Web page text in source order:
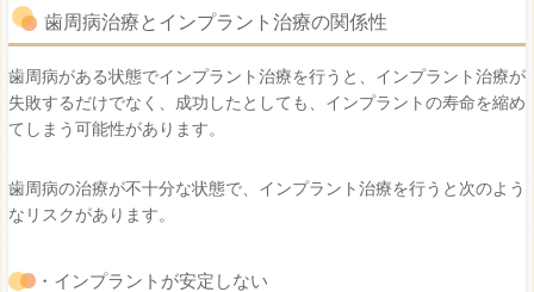
歯周病治療とインプラント治療の関係性
歯周病がある状態でインプラント治療を行うと、インプラント治療が
失敗するだけでなく、成功したとしても、インプラントの寿命を縮め
てしまう可能性があります。
歯周病の治療が不十分な状態で、インプラント治療を行うと次のよう
なリスクがあります。
・インプラントが安定しない